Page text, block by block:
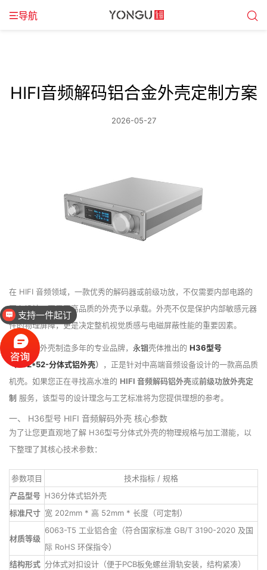
导航
HIFI音频解码铝合金外壳定制方案
2026-05-27
在 HIFI 音频领域，一款优秀的解码器或前级功放，不仅需要内部电路的
匠心设计，更需要高品质的外壳予以承载。外壳不仅是保护内部敏感元器
件的物理屏障，更是决定整机视觉质感与电磁屏蔽性能的重要因素。
作为深耕外壳制造多年的专业品牌， 永锢壳体推出的 H36型号
（202*52-分体式铝外壳）
，正是针对中高端音频设备设计的一款高品质
机壳。如果您正在寻找高水准的 HIFI 音频解码铝外壳或前级功放外壳定
制 服务，该型号的设计理念与工艺标准将为您提供理想的参考。
一、 H36型号 HIFI 音频解码外壳 核心参数
为了让您更直观地了解 H36型号分体式外壳的物理规格与加工潜能，以
下整理了其核心技术参数：
参数项目
技术指标 / 规格
产品型号 H36分体式铝外壳
标准尺寸 宽 202mm * 高 52mm * 长度（可定制）
材质等级
6063-T5 工业铝合金（符合国家标准 GB/T 3190-2020 及国
际 RoHS 环保指令）
结构形式 分体式对扣设计（便于PCB板免螺丝滑轨安装，结构紧凑）
支持一件起订